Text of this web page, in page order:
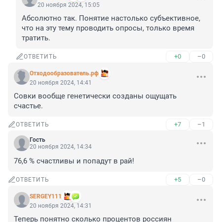
20 ноября 2024, 15:05
Абсолютно так. Понятие настолько субъективное,
что на эту тему проводить опросы, только время
тратить.
ОТВЕТИТЬ +0 –0
Отходообразователь.рф
20 ноября 2024, 14:41
Совки вообще генетически созданы ощущать
счастье.
ОТВЕТИТЬ +7 –1
Гость
20 ноября 2024, 14:34
76,6 % счастливы и попадут в рай!
ОТВЕТИТЬ +5 –0
SERGEY111
20 ноября 2024, 14:31
Теперь понятно сколько процентов россиян